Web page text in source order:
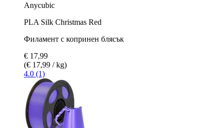
Anycubic
PLA Silk Christmas Red
Филамент с копринен блясък
€ 17,99
(€ 17,99 / kg)
4.0 (1)